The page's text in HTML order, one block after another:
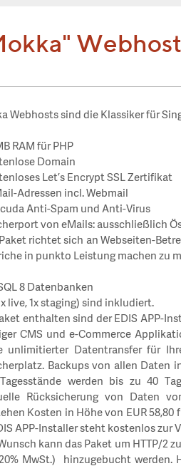
Webhost
Webhosts sind die Klassiker für
RAM für PHP
Domain
Let’s Encrypt SSL Zertifikat
Adressen incl. Webmail
Anti-Spam und Anti-Virus
von eMails: ausschließlich
richtet sich an Webseiten-
in punkto Leistung machen zu
8 Datenbanken
live, 1x staging) sind inkludiert.
enthalten sind der EDIS APP-
CMS und e-Commerce
unlimitierter Datentransfer für
Backups von allen Daten
werden bis zu 40
Rücksicherung von Daten
Kosten in Höhe von EUR 58,80
APP-Installer steht kostenlos zur
kann das Paket um HTTP/2
MwSt.) hinzugebucht werden.